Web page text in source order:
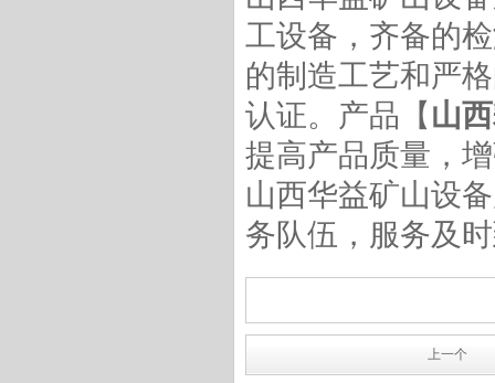
工设备，齐备的
的制造工艺和严
认证。产品【 山
提高产品质量，
山西华益矿山设
务队伍，服务及
上一个